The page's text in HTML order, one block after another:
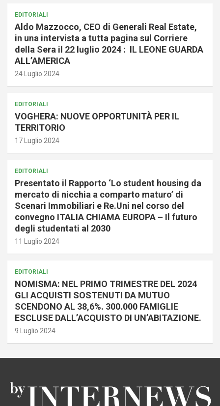
EDITORIALI
Aldo Mazzocco, CEO di Generali Real Estate,
in una intervista a tutta pagina sul Corriere
della Sera il 22 luglio 2024 : IL LEONE GUARDA
ALL’AMERICA
24 Luglio 2024
EDITORIALI
VOGHERA: NUOVE OPPORTUNITÀ PER IL
TERRITORIO
17 Luglio 2024
EDITORIALI
Presentato il Rapporto ‘Lo student housing da
mercato di nicchia a comparto maturo’ di
Scenari Immobiliari e Re.Uni nel corso del
convegno ITALIA CHIAMA EUROPA – Il futuro
degli studentati al 2030
11 Luglio 2024
EDITORIALI
NOMISMA: NEL PRIMO TRIMESTRE DEL 2024
GLI ACQUISTI SOSTENUTI DA MUTUO
SCENDONO AL 38,6%. 300.000 FAMIGLIE
ESCLUSE DALL’ACQUISTO DI UN’ABITAZIONE.
9 Luglio 2024